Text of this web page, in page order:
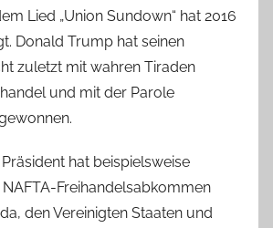
Lied „Union Sundown“ hat 2016
Donald Trump hat seinen
zuletzt mit wahren Tiraden
und mit der Parole
hat beispielsweise
Freihandelsabkommen
den Vereinigten Staaten und